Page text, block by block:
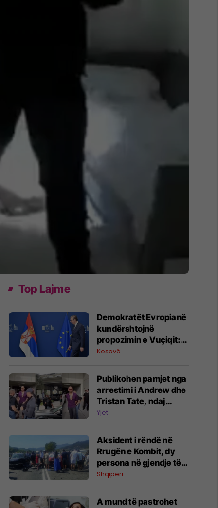
Top Lajme
Demokratët Evropianë
kundërshtojnë
propozimin e Vuçiqit:
Ballkani s’mund të
një bllok i vetëm
Kosovë
Publikohen pamjet nga
arrestimi i Andrew dhe
Tristan Tate, ndaj
vëllezërve rëndojnë 59
Yjet
​Aksident i rëndë në
Rrugën e Kombit, dy
persona në gjendje të
rëndë
Shqipëri
A mund të pastrohet